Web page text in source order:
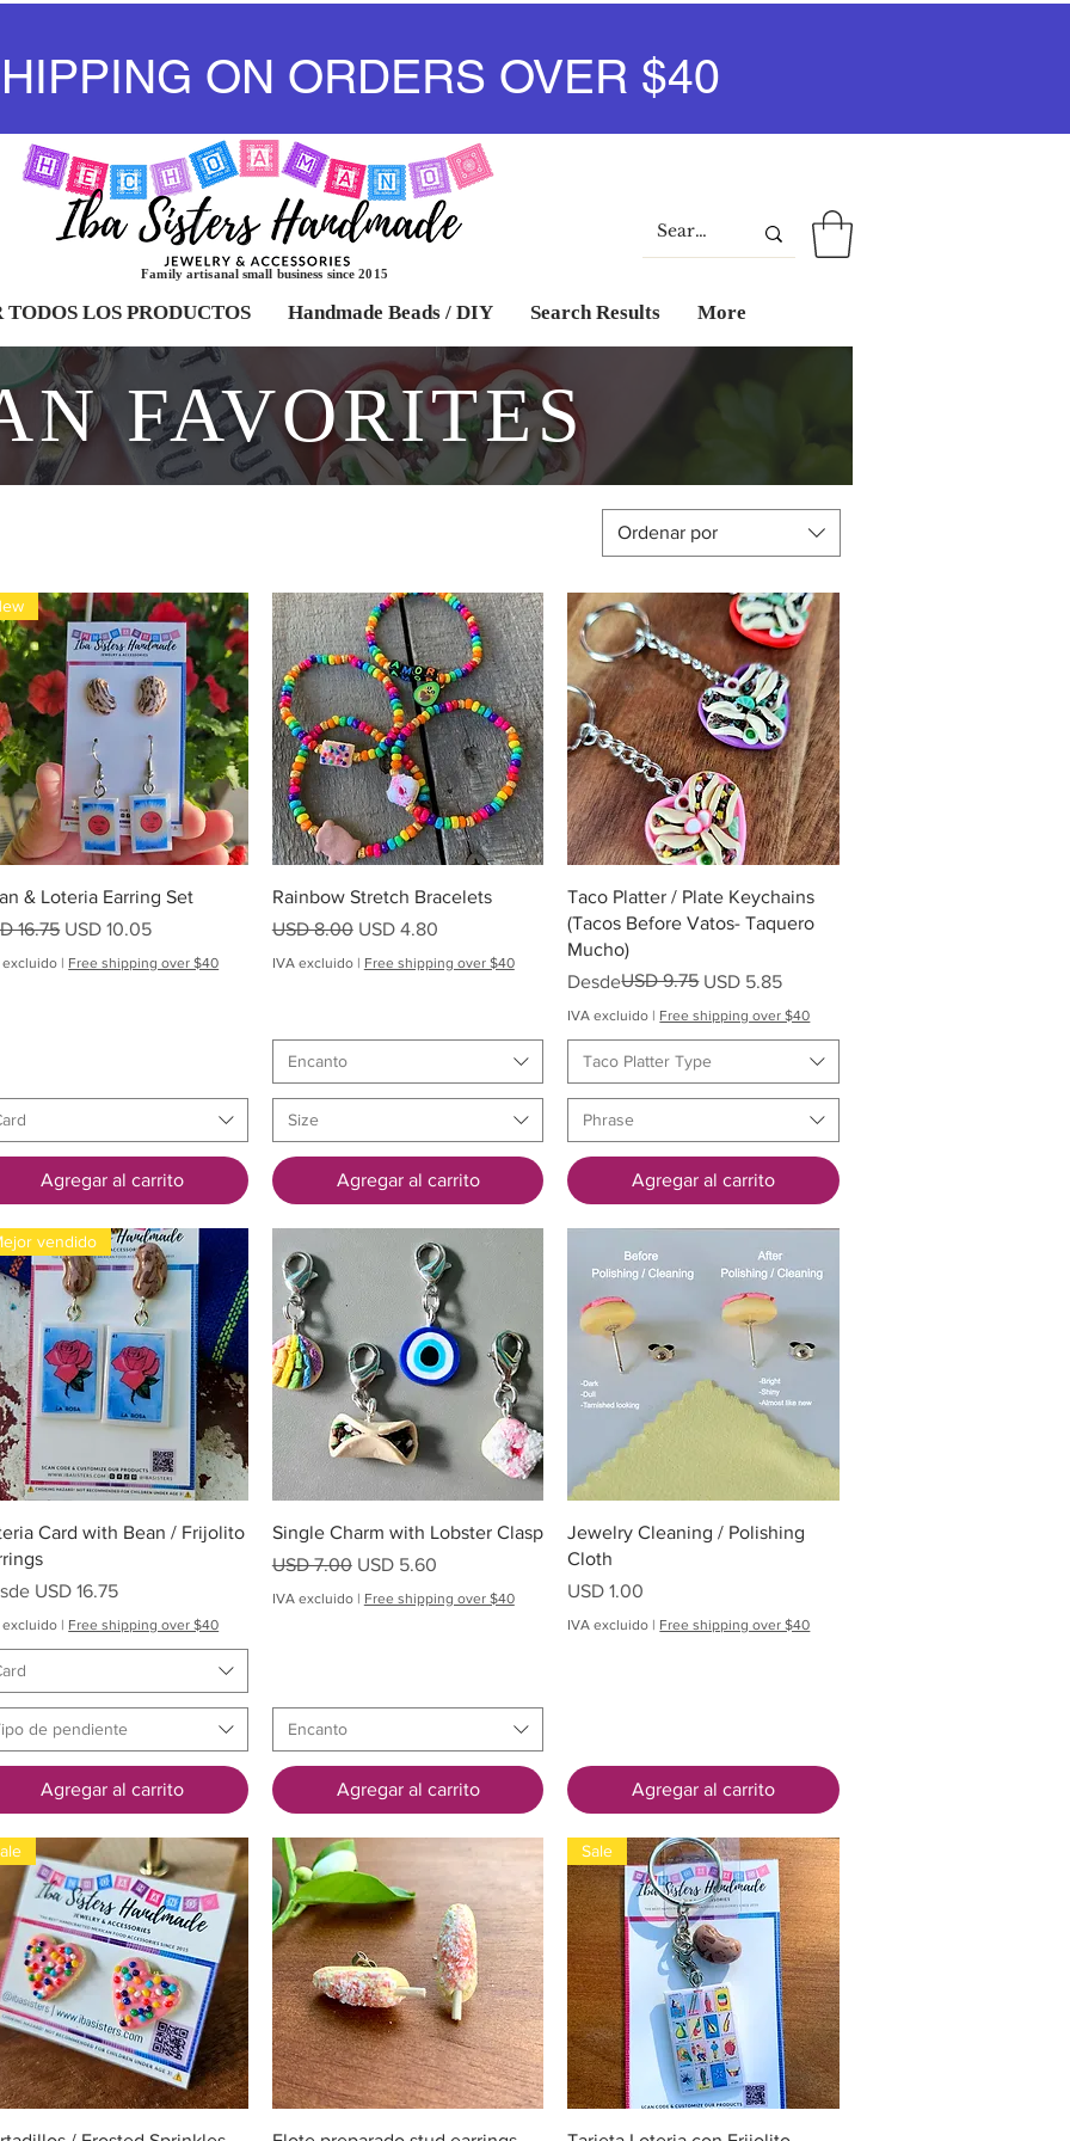
Family artisanal small business since 2015
ON ORDERS OVER $40
LOS PRODUCTOS Handmade Beads / DIY Search Results More
FAVORITES
Ordenar por
Vista rápida
& Loteria Earring Set
16.75 Precio de oferta
USD 10.05
excluido | Free shipping over $40
Agregar al carrito
Vista rápida
Rainbow Stretch Bracelets
Precio
USD 8.00 Precio de oferta
USD 4.80
IVA excluido| Free shipping over $40
Encanto
Size
Agregar al carrito
Vista rápida
Taco Platter / Plate Keychains
(Tacos Before Vatos- Taquero
Mucho)
Desde
PrecioUSD 9.75 USD 5.85
Precio de oferta
IVA excluido | Free shipping over $40
Taco Platter Type
Phrase
Agregar al carrito
Vista rápida
vendido
Card with Bean / Frijolito
USD 16.75
de oferta
excluido | Free shipping over $40
de pendiente
Agregar al carrito
Vista rápida
Single Charm with Lobster Clasp
Precio
USD 7.00 Precio de oferta
USD 5.60
IVA excluido| Free shipping over $40
Encanto
Agregar al carrito
Vista rápida
Jewelry Cleaning / Polishing
Cloth
Precio
USD 1.00
IVA excluido | Free shipping over $40
Agregar al carrito
Sale